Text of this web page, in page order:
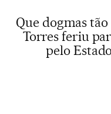
Que dogmas
Torres feriu
pelo